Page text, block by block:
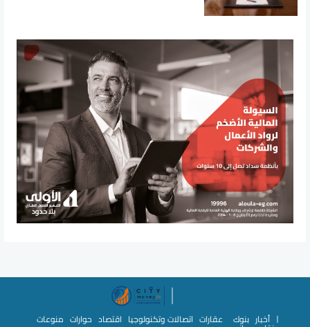
أخبار بنوك عقارات اتصالات وتكنولوجيا اقتصاد حوارات منوعات